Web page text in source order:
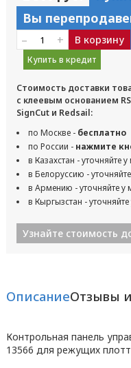
Вы
– + В корзину
Купить в кредит
Стоимость доставки
с клеевым основанием
SignCut и Redsail:
по Москве - бесплатно
по России - нажмите
в Казахстан - уточняйте
в Белоруссию -
в Армению - уточняйте у
в Кыргызстан -
Узнайте стоимость
ОписаниеОтзывы
Контрольная панель
13566 для режущих